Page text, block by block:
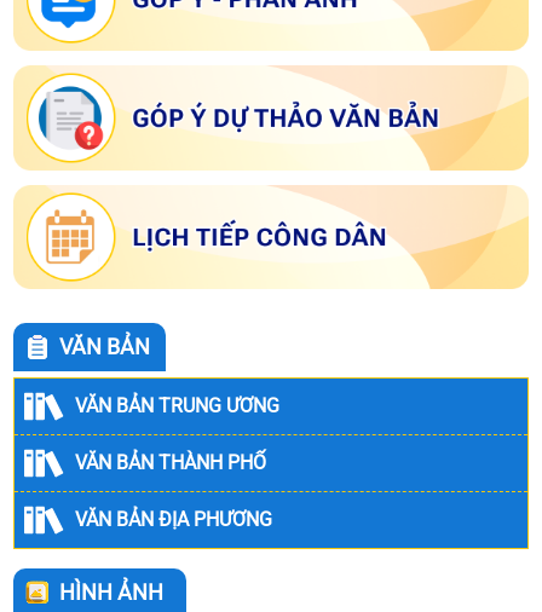
VĂN BẢN
VĂN BẢN TRUNG ƯƠNG
VĂN BẢN THÀNH PHỐ
VĂN BẢN ĐỊA PHƯƠNG
HÌNH ẢNH